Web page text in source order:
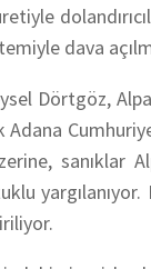
dava
Dörtgöz,
Cumhuriyet
sanıklar